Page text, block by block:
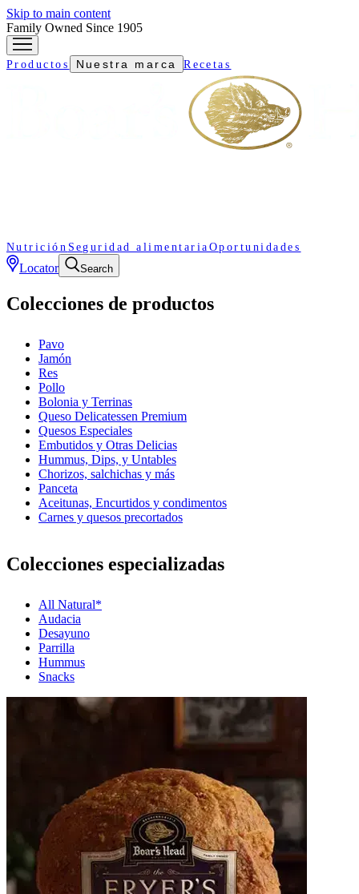
Skip to main content
Family Owned Since 1905
Productos Nuestra marca Recetas
Nutrición Seguridad alimentaria Oportunidades
Locator Search
Colecciones de productos
Pavo
Jamón
Res
Pollo
Bolonia y Terrinas
Queso Delicatessen Premium
Quesos Especiales
Embutidos y Otras Delicias
Hummus, Dips, y Untables
Chorizos, salchichas y más
Panceta
Aceitunas, Encurtidos y condimentos
Carnes y quesos precortados
Colecciones especializadas
All Natural*
Audacia
Desayuno
Parrilla
Hummus
Snacks